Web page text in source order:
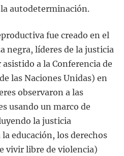
autodeterminación.
fue creado en el
negra, líderes de la justicia
a la Conferencia de
las Naciones Unidas) en
observaron a las
usando un marco de
la justicia
educación, los derechos
vivir libre de violencia)